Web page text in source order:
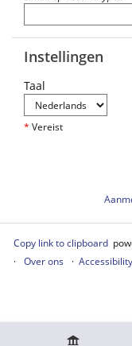
Instellingen
Taal
* Vereist
Copy link to clipboard
Over ons